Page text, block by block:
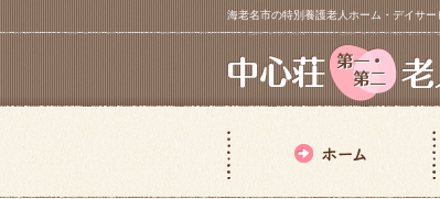
海老名市の特別養護老人ホーム・デイサ